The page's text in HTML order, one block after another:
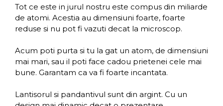
Tot ce este in jurul nostru este compus din miliarde
de atomi. Acestia au dimensiuni foarte, foarte
reduse si nu pot fi vazuti decat la microscop.
Acum poti purta si tu la gat un atom, de dimensiuni
mai mari, sau il poti face cadou prietenei cele mai
bune. Garantam ca va fi foarte incantata.
Lantisorul si pandantivul sunt din argint. Cu un